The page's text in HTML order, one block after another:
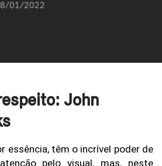
01/2022
John
essência, têm o incrível poder de
pelo visual, mas, neste